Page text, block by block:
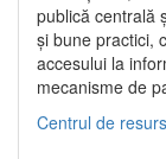
publică centrală
și bune practici,
accesului la
mecanisme de
Centrul de